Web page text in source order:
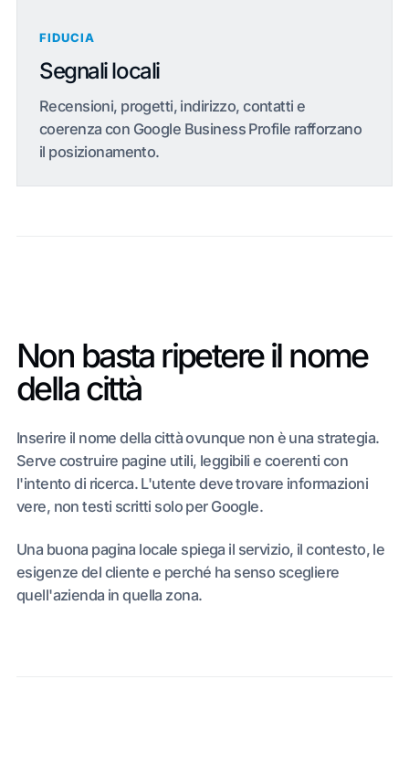
FIDUCIA
Segnali locali
Recensioni, progetti, indirizzo, contatti e
coerenza con Google Business Profile rafforzano
il posizionamento.
Non basta ripetere il nome
della città
Inserire il nome della città ovunque non è una strategia.
Serve costruire pagine utili, leggibili e coerenti con
l'intento di ricerca. L'utente deve trovare informazioni
vere, non testi scritti solo per Google.
Una buona pagina locale spiega il servizio, il contesto, le
esigenze del cliente e perché ha senso scegliere
quell'azienda in quella zona.